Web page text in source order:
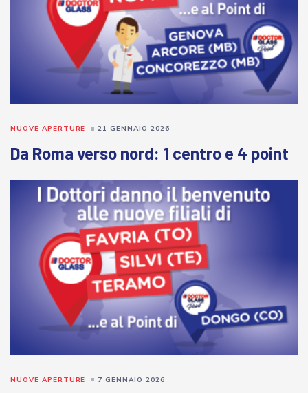
Da Roma verso nord: 1 centro e 4 point
NUOVE APERTURE 21 GENNAIO 2026
NUOVE APERTURE 7 GENNAIO 2026